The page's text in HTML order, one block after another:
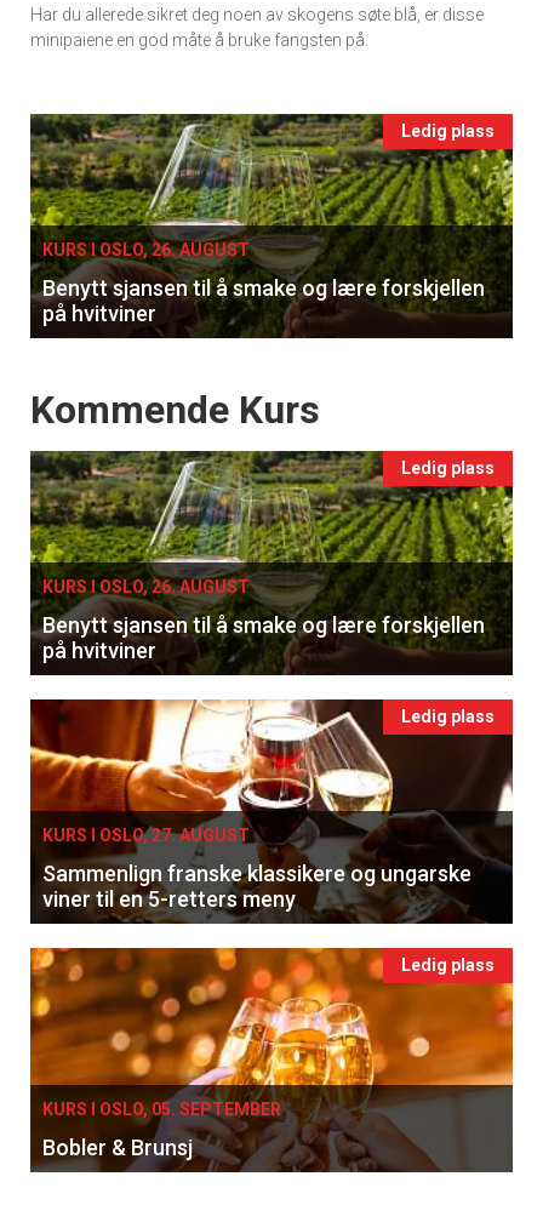
Ukens
Har du allerede sikret deg noen av skogens søte blå, er disse
minipaiene en god måte å bruke fangsten på.
Events
single
Ledig plass
KURS I OSLO, 26. AUGUST
Benytt sjansen til å smake og lære forskjellen
på hvitviner
Events
Kommende Kurs
Ledig plass
KURS I OSLO, 26. AUGUST
Benytt sjansen til å smake og lære forskjellen
på hvitviner
Ledig plass
KURS I OSLO, 27. AUGUST
Sammenlign franske klassikere og ungarske
viner til en 5-retters meny
Ledig plass
KURS I OSLO, 05. SEPTEMBER
Bobler & Brunsj